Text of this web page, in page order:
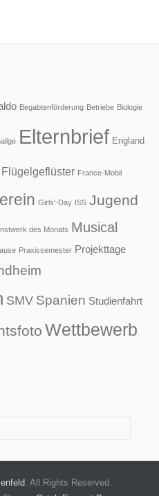
Begabtenförderung Betriebe Biologie
Elternbrief England
Flügelgeflüster France-Mobil
Girls'-Day ISS Jugend
des Monats Musical
Praxissemester Projekttage
SMV Spanien Studienfahrt
Wettbewerb
. All Rights Reserved.